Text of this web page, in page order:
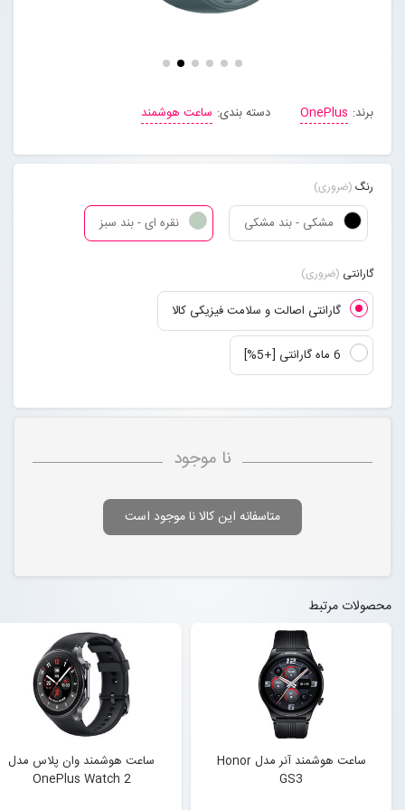
درباره ما
برند: OnePlus دسته بندی: ساعت هوشمند
رنگ (ضروری)
مشکی - بند مشکی نقره ای - بند سبز
گارانتی (ضروری)
گارانتی اصالت و سلامت فیزیکی کالا
6 ماه گارانتی [+5%]
نا موجود
متاسفانه این کالا نا موجود است
محصولات مرتبط
ساعت هوشمند آنر مدل Honor
GS3
ساعت هوشمند وان پلاس مدل
OnePlus Watch 2